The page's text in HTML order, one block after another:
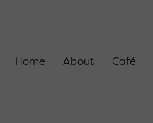
Home About Café